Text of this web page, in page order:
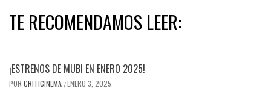
TE RECOMENDAMOS LEER:
¡ESTRENOS DE MUBI EN ENERO 2025!
POR CRITICINEMA /ENERO 3, 2025